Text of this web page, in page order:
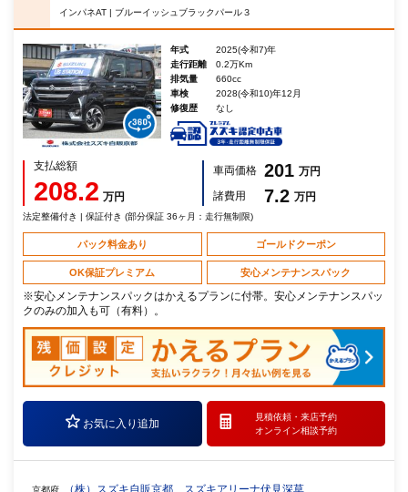
インパネAT | ブルーイッシュブラックパール３
年式
2025(令和7)年
走行距離
0.2万Km
排気量
660cc
車検
2028(令和10)年12月
修復歴
なし
支払総額
208.2 万円
車両価格 201 万円
諸費用
7.2 万円
法定整備付き | 保証付き (部分保証 36ヶ月：走行無制限)
パック料金あり ゴールドクーポン
OK保証プレミアム 安心メンテナンスパック
※安心メンテナンスパックはかえるプランに付帯。安心メンテナンスパッ
クのみの加入も可（有料）。
お気に入り追加
見積依頼・ 来店予約
オンライン相談予約
京都府 （株）スズキ自販京都 スズキアリーナ伏見深草